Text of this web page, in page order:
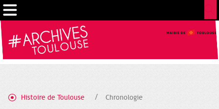
Histoire de Toulouse Chronologie
Cookies management panel